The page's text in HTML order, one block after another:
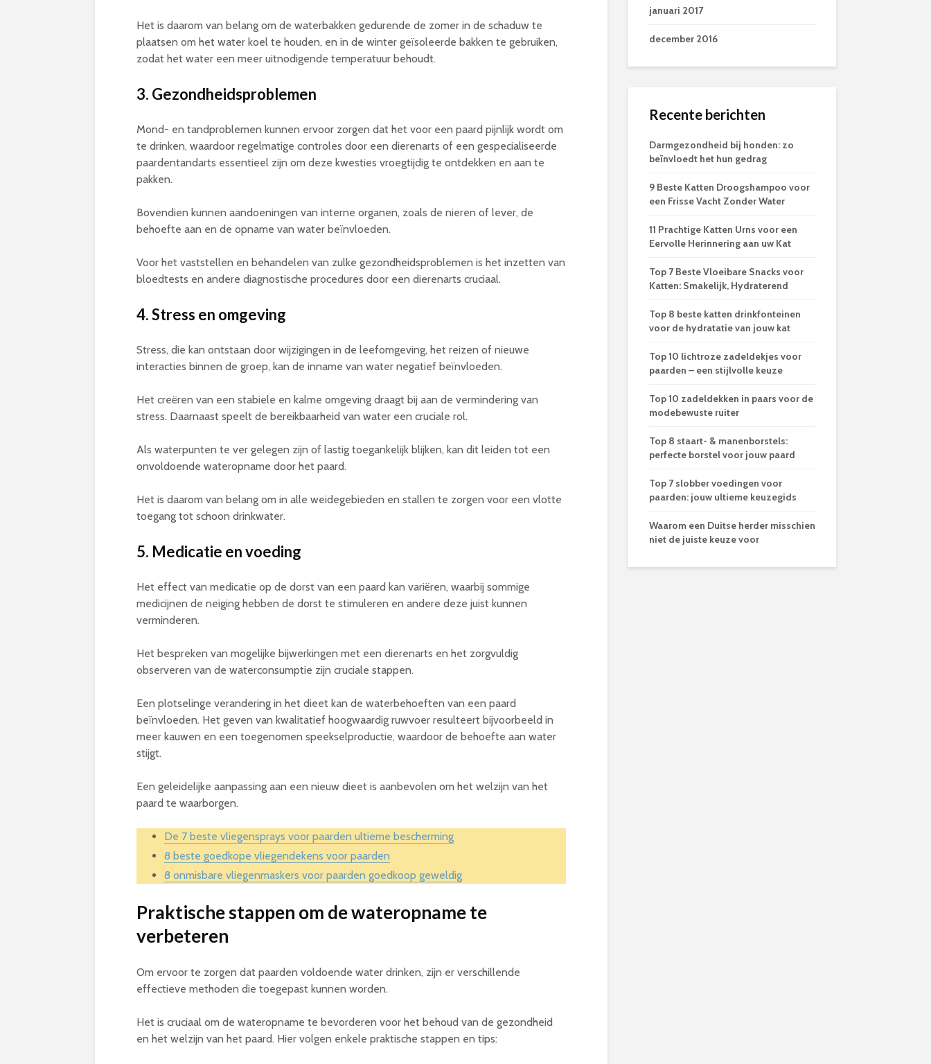
Het is daarom van belang om de waterbakken gedurende de zomer in de schaduw te
plaatsen om het water koel te houden, en in de winter geïsoleerde bakken te gebruiken,
zodat het water een meer uitnodigende temperatuur behoudt.
3. Gezondheidsproblemen
Mond- en tandproblemen kunnen ervoor zorgen dat het voor een paard pijnlijk wordt om
te drinken, waardoor regelmatige controles door een dierenarts of een gespecialiseerde
paardentandarts essentieel zijn om deze kwesties vroegtijdig te ontdekken en aan te
pakken.
Bovendien kunnen aandoeningen van interne organen, zoals de nieren of lever, de
behoefte aan en de opname van water beïnvloeden.
Voor het vaststellen en behandelen van zulke gezondheidsproblemen is het inzetten van
bloedtests en andere diagnostische procedures door een dierenarts cruciaal.
4. Stress en omgeving
Stress, die kan ontstaan door wijzigingen in de leefomgeving, het reizen of nieuwe
interacties binnen de groep, kan de inname van water negatief beïnvloeden.
Het creëren van een stabiele en kalme omgeving draagt bij aan de vermindering van
stress. Daarnaast speelt de bereikbaarheid van water een cruciale rol.
Als waterpunten te ver gelegen zijn of lastig toegankelijk blijken, kan dit leiden tot een
onvoldoende wateropname door het paard.
Het is daarom van belang om in alle weidegebieden en stallen te zorgen voor een vlotte
toegang tot schoon drinkwater.
5. Medicatie en voeding
Het effect van medicatie op de dorst van een paard kan variëren, waarbij sommige
medicijnen de neiging hebben de dorst te stimuleren en andere deze juist kunnen
verminderen.
Het bespreken van mogelijke bijwerkingen met een dierenarts en het zorgvuldig
observeren van de waterconsumptie zijn cruciale stappen.
Een plotselinge verandering in het dieet kan de waterbehoeften van een paard
beïnvloeden. Het geven van kwalitatief hoogwaardig ruwvoer resulteert bijvoorbeeld in
meer kauwen en een toegenomen speekselproductie, waardoor de behoefte aan water
stijgt.
Een geleidelijke aanpassing aan een nieuw dieet is aanbevolen om het welzijn van het
paard te waarborgen.
De 7 beste vliegensprays voor paarden ultieme bescherming
8 beste goedkope vliegendekens voor paarden
8 onmisbare vliegenmaskers voor paarden goedkoop geweldig
Praktische stappen om de wateropname te
verbeteren
Om ervoor te zorgen dat paarden voldoende water drinken, zijn er verschillende
effectieve methoden die toegepast kunnen worden.
Het is cruciaal om de wateropname te bevorderen voor het behoud van de gezondheid
en het welzijn van het paard. Hier volgen enkele praktische stappen en tips:
januari 2017
december 2016
Recente berichten
Darmgezondheid bij honden: zo
beïnvloedt het hun gedrag
9 Beste Katten Droogshampoo voor
een Frisse Vacht Zonder Water
11 Prachtige Katten Urns voor een
Eervolle Herinnering aan uw Kat
Top 7 Beste Vloeibare Snacks voor
Katten: Smakelijk, Hydraterend
Top 8 beste katten drinkfonteinen
voor de hydratatie van jouw kat
Top 10 lichtroze zadeldekjes voor
paarden – een stijlvolle keuze
Top 10 zadeldekken in paars voor de
modebewuste ruiter
Top 8 staart- & manenborstels:
perfecte borstel voor jouw paard
Top 7 slobber voedingen voor
paarden: jouw ultieme keuzegids
Waarom een Duitse herder misschien
niet de juiste keuze voor